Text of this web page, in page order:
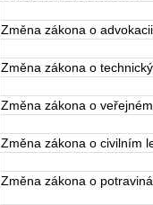
Změna zákona o advokacii
Změna zákona o
Změna zákona o
Změna zákona o civilním
Změna zákona o